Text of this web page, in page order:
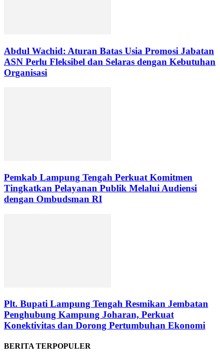
Abdul Wachid: Aturan Batas Usia Promosi Jabatan
ASN Perlu Fleksibel dan Selaras dengan Kebutuhan
Organisasi
Pemkab Lampung Tengah Perkuat Komitmen
Tingkatkan Pelayanan Publik Melalui Audiensi
dengan Ombudsman RI
Plt. Bupati Lampung Tengah Resmikan Jembatan
Penghubung Kampung Joharan, Perkuat
Konektivitas dan Dorong Pertumbuhan Ekonomi
BERITA TERPOPULER